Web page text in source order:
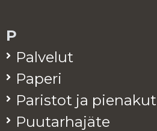
P
Pal­ve­lut
Pa­pe­ri
Pa­ris­tot ja pie­na­kut
Puu­tar­ha­jä­te